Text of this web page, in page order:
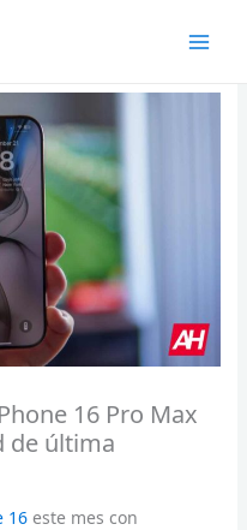
16 Pro Max
de última
16este mes con